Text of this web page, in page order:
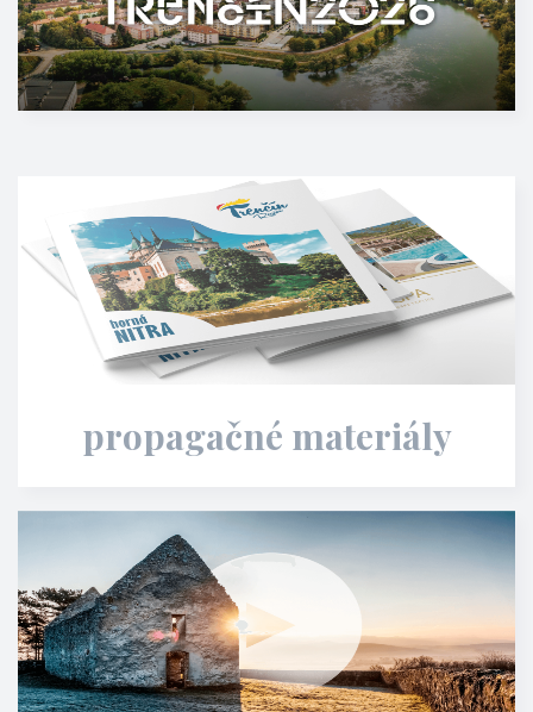
propagačné materiály